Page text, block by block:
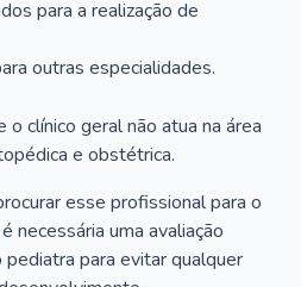
para a realização de
outras especialidades.
clínico geral não atua na área
e obstétrica.
esse profissional para o
necessária uma avaliação
para evitar qualquer